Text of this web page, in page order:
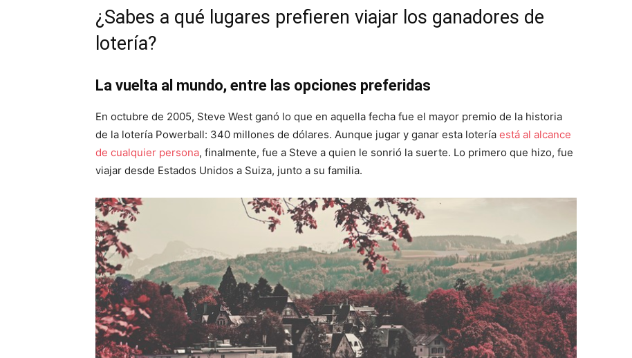
¿Sabes a qué lugares prefieren viajar los ganadores de
lotería?
La vuelta al mundo, entre las opciones preferidas
En octubre de 2005, Steve West ganó lo que en aquella fecha fue el mayor premio de la historia
de la lotería Powerball: 340 millones de dólares. Aunque jugar y ganar esta lotería está al alcance
de cualquier persona, finalmente, fue a Steve a quien le sonrió la suerte. Lo primero que hizo, fue
viajar desde Estados Unidos a Suiza, junto a su familia.